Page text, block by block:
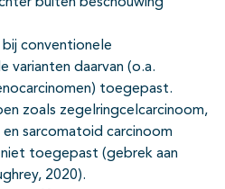
conventionele
varianten daarvan (o.a.
toegepast.
zoals zegelringcelcarcinoom,
sarcomatoid carcinoom
toegepast (gebrek aan
2020).